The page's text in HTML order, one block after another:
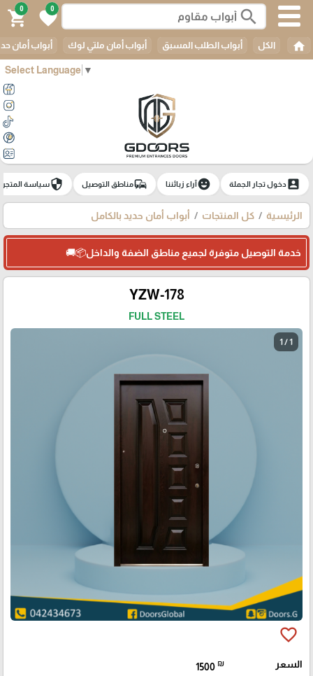
Select Language ▼
search
0
favorite
0
shopping_cart
home الكل أبواب الطلب المسبق أبواب أمان ملتي لوك أبواب أمان
account_boxدخول تجار الجملة emoji_emotionsآراء زبائننا commuteمناطق التوصيل securityسياسة المتجر
الرئيسية كل المنتجات أبواب أمان حديد بالكامل
خدمة التوصيل متوفرة لجميع مناطق الضفة والداخل📦🚚
YZW-178
FULL STEEL
1 / 1
favorite_border
السعر 1500 ₪